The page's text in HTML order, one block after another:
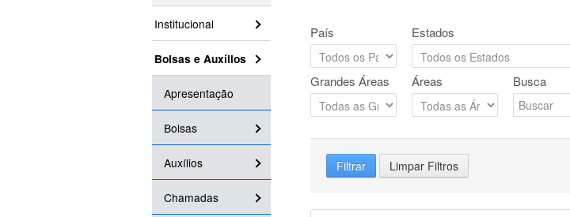
Institucional
Bolsas e Auxílios
Apresentação
Bolsas
Auxílios
Chamadas
País Estados
Grandes Áreas Áreas Busca
Filtrar Limpar Filtros